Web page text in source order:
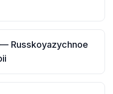
Russkoyazychnoe